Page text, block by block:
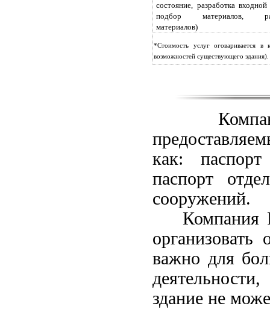
состояние, разработка
подбор материалов,
материалов)
*Стоимость услуг оговаривается в
возможностей существующего здания).
как:
паспорт
Компания
важно для
здание не